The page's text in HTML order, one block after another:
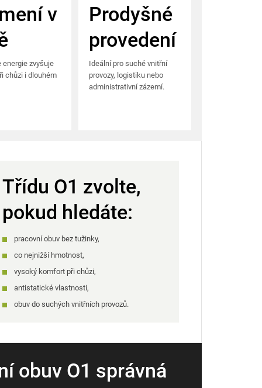
v
energie zvyšuje
chůzi i dlouhém
Prodyšné
provedení
Ideální pro suché vnitřní
provozy, logistiku nebo
administrativní zázemí.
Třídu O1 zvolte,
pokud hledáte:
pracovní obuv bez tužinky,
co nejnižší hmotnost,
vysoký komfort při chůzi,
antistatické vlastnosti,
obuv do suchých vnitřních provozů.
obuv O1 správná